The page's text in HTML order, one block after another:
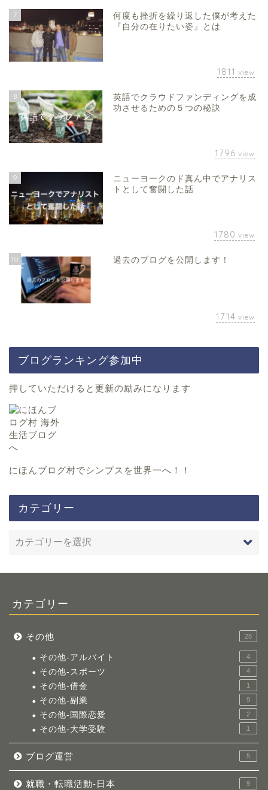
7
何度も挫折を繰り返した僕が考えた
『自分の在りたい姿』とは
1811 view
8
英語でクラウドファンディングを成
功させるための５つの秘訣
1796 view
9
ニューヨークのド真ん中でアナリス
トとして奮闘した話
1780 view
10 過去のブログを公開します！
1714 view
ブログランキング参加中
押していただけると更新の励みになります
にほんブログ村でシンプスを世界一へ！！
カテゴリー
カテゴリー
その他 28
その他-アルバイト 4
その他-スポーツ 4
その他-借金 1
その他-副業 9
その他-国際恋愛 2
その他-大学受験 1
ブログ運営 5
就職・転職活動-日本 9